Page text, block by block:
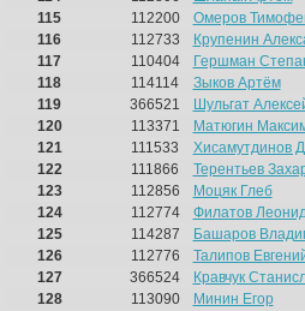
115
112200
Омеров
116
112733
Крупенин
117
110404
Гершман
118
114114
Зыков Артём
119
366521
Шульгат
120
113371
Матюгин
121
111533
Хисамутдинов
122
111866
Терентьев
123
112856
Моцяк Глеб
124
112774
Филатов
125
114287
Башаров
126
112776
Талипов
127
366524
Кравчук
128
113090
Минин Егор